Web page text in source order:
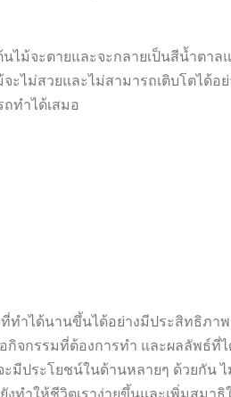
ไม้จะตายและจะกลายเป็นสีน้ำตาล
ไม่สวยและไม่สามารถเติบโตได้อ
ทำได้เสมอ
ำได้นานขึ้นได้อย่างมีประสิทธิภาพ
จกรรมที่ต้องการทำ และผลลัพธ์ที่
มีประโยชน์ในด้านหลายๆ ด้วยกัน